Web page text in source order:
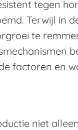
tegen
Terwijl in
te
factoren en
niet